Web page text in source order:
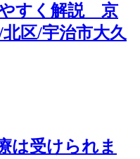
すく解説 京
区/宇治市大久
は受けられま